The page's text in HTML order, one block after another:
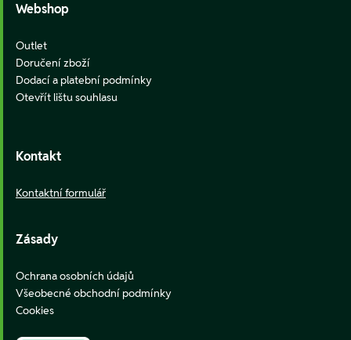
Webshop
Outlet
Doručení zboží
Dodací a platební podmínky
Otevřít lištu souhlasu
Kontakt
Kontaktní formulář
Zásady
Ochrana osobních údajů
Všeobecné obchodní podmínky
Cookies